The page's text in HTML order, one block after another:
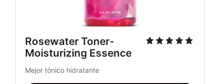
Rosewater Toner-
Moisturizing Essence
Mejor tónico hidratante